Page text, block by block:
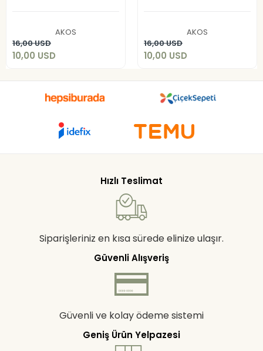
AKOS
16,00 USD
10,00 USD
Add to cart
AKOS
16,00 USD
10,00 USD
Add to cart
Hızlı Teslimat
Siparişleriniz en kısa sürede elinize ulaşır.
Güvenli Alışveriş
Güvenli ve kolay ödeme sistemi
Geniş Ürün Yelpazesi